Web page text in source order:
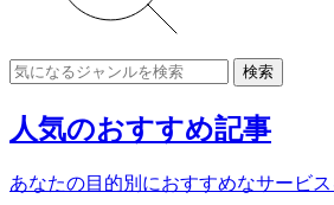
検索
人気のおすすめ記事
あなたの目的別におすすめなサービ